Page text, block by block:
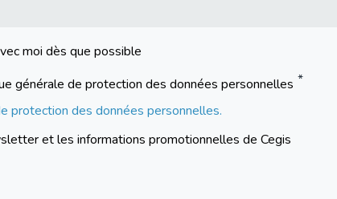
moi dès que possible
générale de protection des données personnelles
protection des données personnelles.
et les informations promotionnelles de Cegis